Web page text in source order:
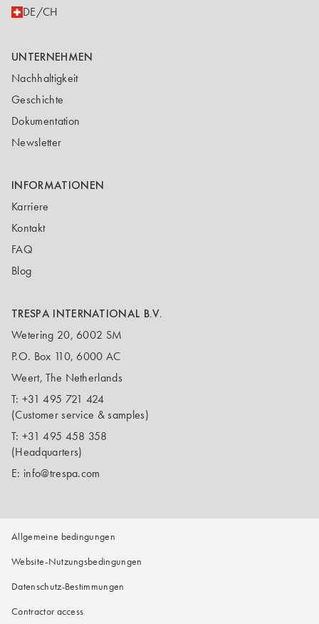
DE/CH
UNTERNEHMEN
Nachhaltigkeit
Geschichte
Dokumentation
Newsletter
INFORMATIONEN
Karriere
Kontakt
FAQ
Blog
TRESPA INTERNATIONAL B.V.
Wetering 20, 6002 SM
P.O. Box 110, 6000 AC
Weert, The Netherlands
T: +31 495 721 424
(Customer service & samples)
T: +31 495 458 358
(Headquarters)
E: info@trespa.com
Allgemeine bedingungen
Website-Nutzungsbedingungen
Datenschutz-Bestimmungen
Contractor access